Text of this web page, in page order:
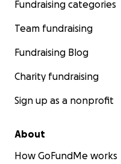
Fundraising categories
Team fundraising
Fundraising Blog
Charity fundraising
Sign up as a nonprofit
About
How GoFundMe works